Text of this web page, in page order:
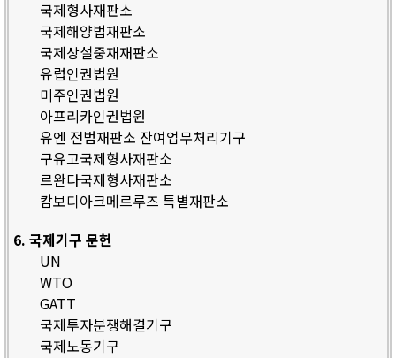
국제형사재판소
국제해양법재판소
국제상설중재재판소
유럽인권법원
미주인권법원
아프리카인권법원
유엔 전범재판소 잔여업무처리기구
구유고국제형사재판소
르완다국제형사재판소
캄보디아크메르루즈 특별재판소
6. 국제기구 문헌
UN
WTO
GATT
국제투자분쟁해결기구
국제노동기구